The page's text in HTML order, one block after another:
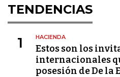
TENDENCIAS
1 HACIENDA
Estos son los
internacionales
posesión de De la